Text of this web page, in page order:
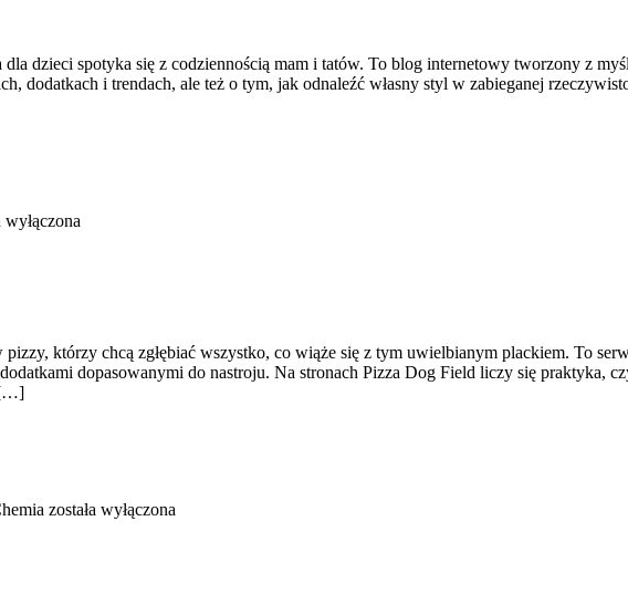
dzieci spotyka się z codziennością mam i tatów. To blog internetowy tworzony z
dodatkach i trendach, ale też o tym, jak odnaleźć własny styl w zabieganej
wyłączona
którzy chcą zgłębiać wszystko, co wiąże się z tym uwielbianym plackiem. To
dopasowanymi do nastroju. Na stronach Pizza Dog Field liczy się praktyka,
[…]
została wyłączona